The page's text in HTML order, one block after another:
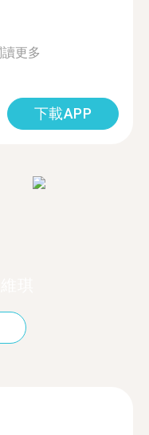
讀更多
下載APP